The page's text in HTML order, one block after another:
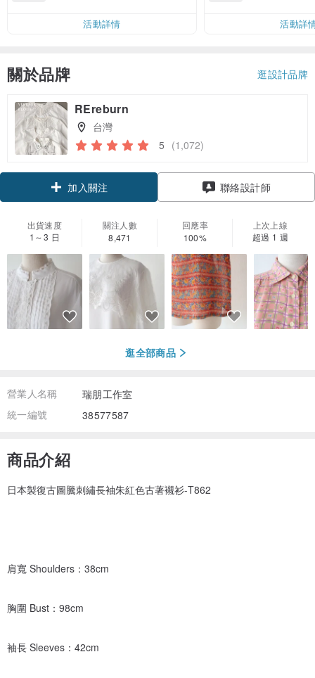
活動詳情
活動詳
關於品牌 逛設計品牌
REreburn
台灣
5 (1,072)
加入關注
聯絡設計師
出貨速度
1～3 日
關注人數
8,471
回應率
100%
上次上線
超過 1 週
逛全部商品
營業人名稱
瑞朋工作室
統一編號
38577587
商品介紹
日本製復古圖騰刺繡長袖朱紅色古著襯衫-T862
肩寬 Shoulders：38cm
胸圍 Bust：98cm
袖長 Sleeves：42cm